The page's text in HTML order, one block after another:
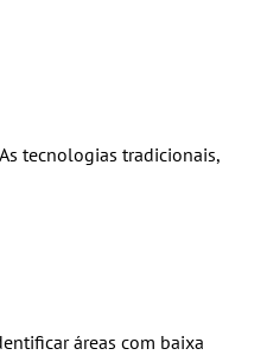
tecnologias tradicionais,
áreas com baixa